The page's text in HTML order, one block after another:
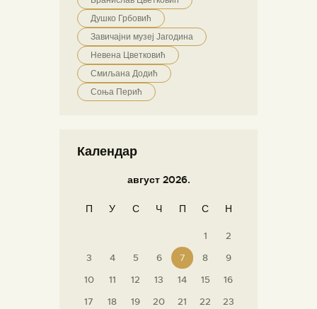
Душко Грбовић
Завичајни музеј Јагодина
Невена Цветковић
Смиљана Додић
Соња Перић
Календар
август 2026.
П У С Ч П С Н
1
2
3
4 5 6 7 8
9
10
11 12 13 14 15
16
17
18 19 20 21 22
23